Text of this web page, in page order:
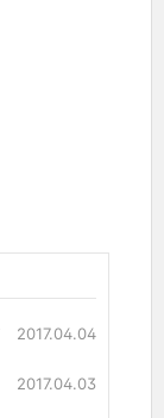
2017.04.04
2017.04.03